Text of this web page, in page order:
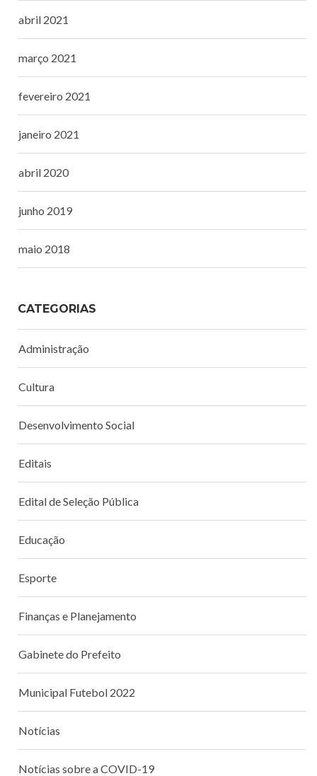
abril 2021
março 2021
fevereiro 2021
janeiro 2021
abril 2020
junho 2019
maio 2018
CATEGORIAS
Administração
Cultura
Desenvolvimento Social
Editais
Edital de Seleção Pública
Educação
Esporte
Finanças e Planejamento
Gabinete do Prefeito
Municipal Futebol 2022
Notícias
Notícias sobre a COVID-19